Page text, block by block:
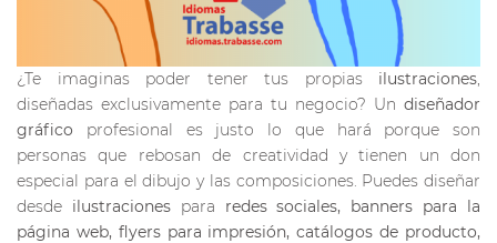
¿Te imaginas poder tener tus propias ilustraciones,
diseñadas exclusivamente para tu negocio? Un diseñador
gráfico profesional es justo lo que hará porque son
personas que rebosan de creatividad y tienen un don
especial para el dibujo y las composiciones. Puedes diseñar
desde ilustracionespara redes sociales, banners para la
página web, flyers para impresión, catálogos de producto,